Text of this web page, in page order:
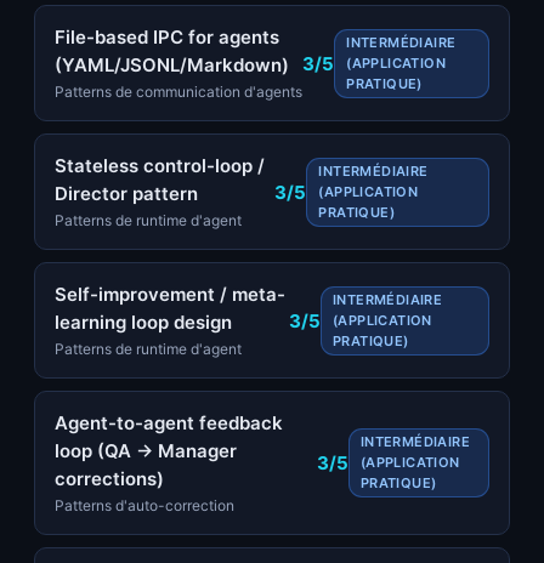
File-based IPC for agents
(YAML/JSONL/Markdown)
Patterns de communication d'agents
3/5
INTERMÉDIAIRE
(APPLICATION
PRATIQUE)
Stateless control-loop /
Director pattern
Patterns de runtime d'agent
3/5
INTERMÉDIAIRE
(APPLICATION
PRATIQUE)
Self-improvement / meta-
learning loop design
Patterns de runtime d'agent
3/5
INTERMÉDIAIRE
(APPLICATION
PRATIQUE)
Agent-to-agent feedback
loop (QA → Manager
corrections)
Patterns d'auto-correction
3/5
INTERMÉDIAIRE
(APPLICATION
PRATIQUE)